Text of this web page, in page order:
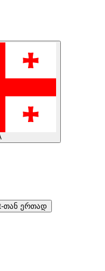
თან ერთად